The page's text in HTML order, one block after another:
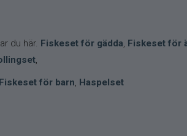
du här. Fiskeset för gädda, Fiskeset för
,
Fiskeset för barn, Haspelset